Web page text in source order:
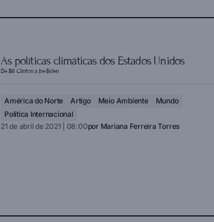
As políticas climáticas dos Estados Unidos
De Bill Clinton à Joe Biden
América do Norte Artigo Meio Ambiente
Mundo
Política Internacional
21 de abril de 2021 | 08:00por Mariana Ferreira Torres